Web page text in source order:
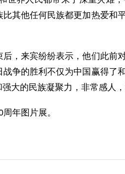
其他任何民族都更加热爱和
来宾纷纷表示，他们此前
争的胜利不仅为中国赢得了
大的民族凝聚力，非常感人
年图片展。